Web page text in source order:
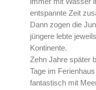
entspannte Zeit
Dann zogen die
jüngere lebte
Kontinente.
Zehn Jahre später
Tage im
fantastisch mit